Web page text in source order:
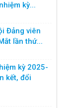
kỳ...
Đảng viên
lần thứ...
kỳ 2025-
kết, đổi